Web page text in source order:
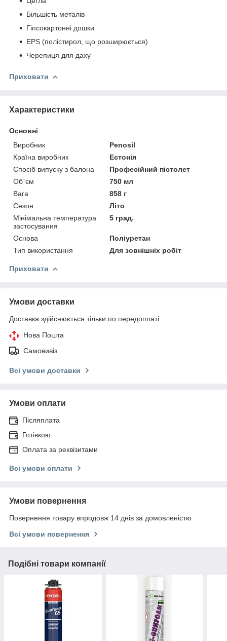
Більшість металів
Гіпсокартонні дошки
EPS (полістирол, що розширюється)
Черепиця для даху
Приховати
Характеристики
Основні
Виробник
Penosil
Країна виробник
Естонія
Спосіб випуску з балона
Професійний пістолет
Об`єм
750 мл
Вага
858 г
Сезон
Літо
Мінімальна температура
застосування
5 град.
Основа
Поліуретан
Тип використання
Для зовнішніх робіт
Приховати
Умови доставки
Доставка здійснюється тільки по передоплаті.
Нова Пошта
Самовивіз
Всі умови доставки
Умови оплати
Післяплата
Готівкою
Оплата за реквізитами
Всі умови оплати
Умови повернення
Повернення товару впродовж 14 днів за домовленістю
Всі умови повернення
Подібні товари компанії